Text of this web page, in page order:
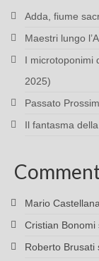
Adda, fiume
Maestri lungo
I microtoponimi
2025)
Passato
Il fantasma
Mario Castellana
Cristian Bonomi
Roberto Brusati